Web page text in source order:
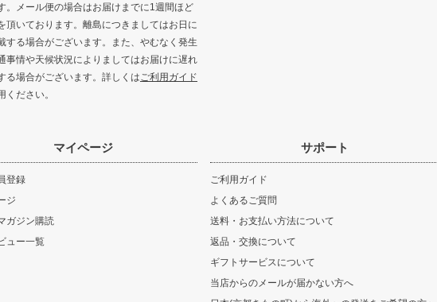
。メール便の場合はお届けまでに1週間ほど
頂いております。離島につきましてはお日に
する場合がございます。また、やむなく発生
事情や天候状況によりましてはお届けに遅れ
る場合がございます。詳しくはご利用ガイド
ください。
マイページ
登録
ジ
ガジン購読
ュー一覧
サポート
ご利用ガイド
よくあるご質問
送料・お支払い方法について
返品・交換について
ギフトサービスについて
当店からのメールが届かない方へ